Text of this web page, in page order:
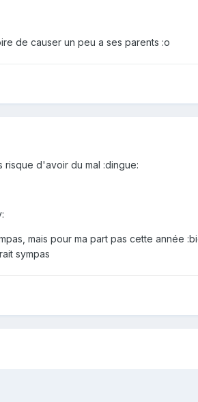
de causer un peu a ses parents :o
d'avoir du mal :dingue:
mais pour ma part pas cette année
sympas